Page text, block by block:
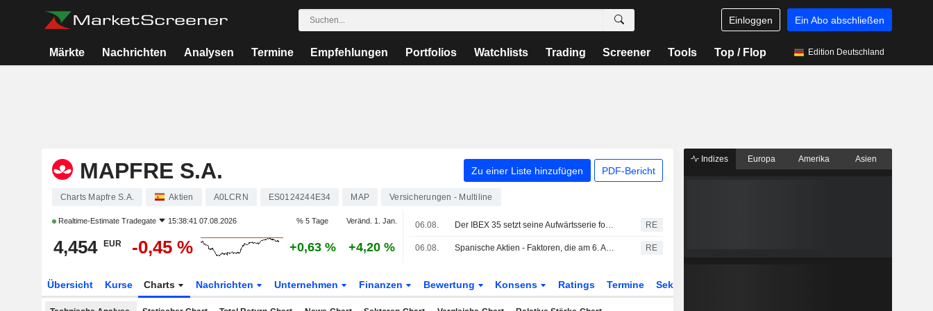
Einloggen Ein Abo abschließen
Märkte Nachrichten Analysen Termine Empfehlungen Portfolios Watchlists Trading Screener Tools Top / Flop Edition Deutschland
MAPFRE S.A. Zu einer Liste hinzufügen PDF-Bericht
Charts Mapfre S.A. Aktien A0LCRN ES0124244E34 MAP Versicherungen - Multiline
Realtime-Estimate Tradegate 15:38:41 07.08.2026 % 5 Tage Veränd. 1. Jan.
4,454 EUR -0,45 % +0,63 % +4,20 %
06.08. Der IBEX 35 setzt seine Aufwärtsserie fort - getragen von Hoffnungen auf ein Abkommen zwischen den USA und Iran RE
06.08. Spanische Aktien - Faktoren, die am 6. Aug. im Blick stehen RE
Übersicht Kurse Charts Nachrichten Unternehmen Finanzen Bewertung Konsens Ratings Termine Sektor
Indizes Europa Amerika Asien